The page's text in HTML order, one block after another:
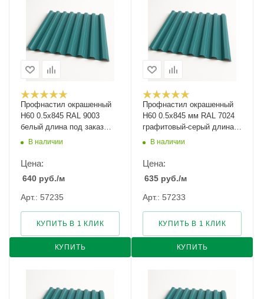
Профнастил окрашенный
Н60 0.5х845 RAL 9003
белый длина под заказ
арт.1051730
В наличии
Цена:
640 руб./м
Арт.: 57235
КУПИТЬ
КУПИТЬ В 1 КЛИК
Профнастил окрашенный
Н60 0.5х845 мм RAL 7024
графитовый-серый длина
под заказ арт. 1257174
В наличии
Цена:
635 руб./м
Арт.: 57233
КУПИТЬ
КУПИТЬ В 1 КЛИК